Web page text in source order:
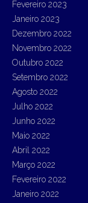
Fevereiro 2023
Janeiro 2023
Dezembro 2022
Novembro 2022
Outubro 2022
Setembro 2022
Agosto 2022
Julho 2022
Junho 2022
Maio 2022
Abril 2022
Março 2022
Fevereiro 2022
Janeiro 2022